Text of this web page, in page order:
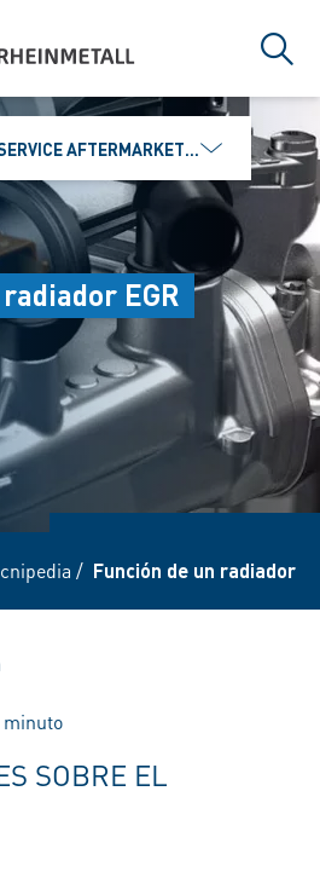
AFTERMARKET IBÉRICA, S.L
EGR
/ Función de un radiador
SOBRE EL